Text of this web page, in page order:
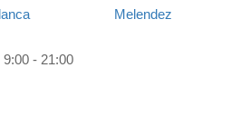
Melendez
9:00 - 21:00